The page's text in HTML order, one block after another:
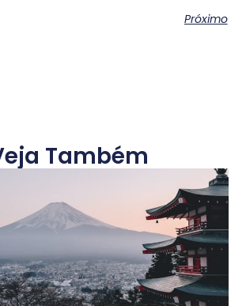
Próximo
Também